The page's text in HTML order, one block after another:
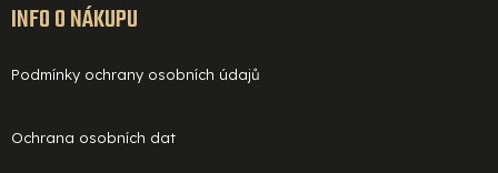
INFO O NÁKUPU
Podmínky ochrany osobních údajů
Ochrana osobních dat